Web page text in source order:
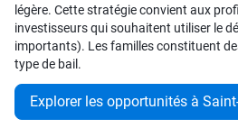
légère. Cette stratégie convient aux
investisseurs qui souhaitent utiliser le
importants). Les familles constituent
type de bail.
Explorer les opportunités à